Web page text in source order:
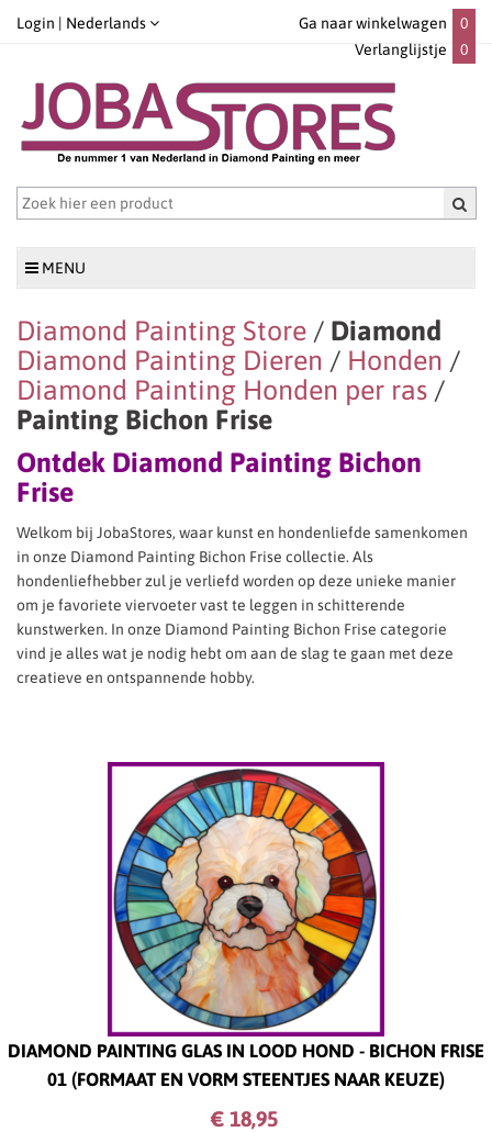
Login | Nederlands Ga naar winkelwagen
0
Verlanglijstje
0
MENU
Diamond Painting Store /
Diamond Painting Dieren / Honden /
Diamond Painting Honden per ras /
Diamond
Painting Bichon Frise
Ontdek Diamond Painting Bichon
Frise
Welkom bij JobaStores, waar kunst en hondenliefde samenkomen
in onze Diamond Painting Bichon Frise collectie. Als
hondenliefhebber zul je verliefd worden op deze unieke manier
om je favoriete viervoeter vast te leggen in schitterende
kunstwerken. In onze Diamond Painting Bichon Frise categorie
vind je alles wat je nodig hebt om aan de slag te gaan met deze
creatieve en ontspannende hobby.
DIAMOND PAINTING GLAS IN LOOD HOND - BICHON FRISE
01 (FORMAAT EN VORM STEENTJES NAAR KEUZE)
€ 18,95